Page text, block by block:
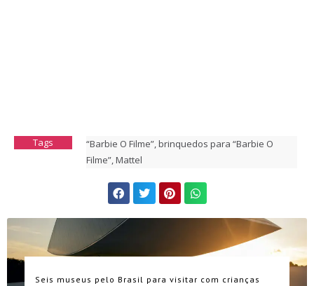
Tags “Barbie O Filme”,brinquedos para “Barbie O
Filme”,Mattel
Seis museus pelo Brasil para visitar com crianças